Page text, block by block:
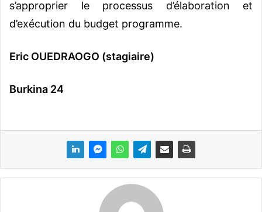
s’approprier le processus d’élaboration et
d’exécution du budget programme.
Eric OUEDRAOGO (stagiaire)
Burkina 24